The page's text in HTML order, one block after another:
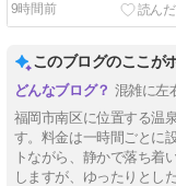
9時間前
このブログのここが
混雑に左
福岡市南区に位置する温
す。料金は一時間ごとに
トながら、静かで落ち着
しますが、ゆったりとし